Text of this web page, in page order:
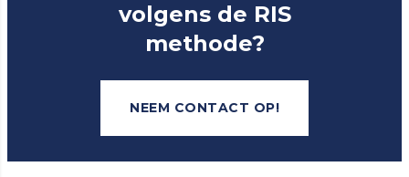
volgens de RIS
methode?
NEEM CONTACT OP!